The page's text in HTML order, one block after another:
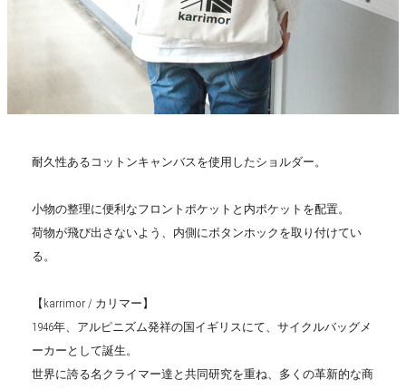
耐久性あるコットンキャンバスを使用したショルダー。
小物の整理に便利なフロントポケットと内ポケットを配置。
荷物が飛び出さないよう、内側にボタンホックを取り付けてい
る。
【karrimor / カリマー】
1946年、アルピニズム発祥の国イギリスにて、サイクルバッグメ
ーカーとして誕生。
世界に誇る名クライマー達と共同研究を重ね、多くの革新的な商